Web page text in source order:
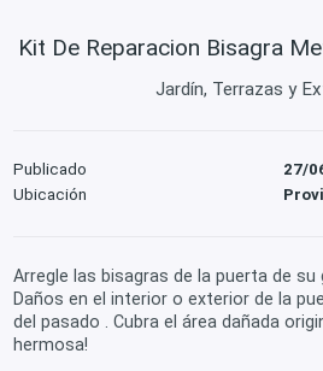
Kit De Reparacion Bisagra
Jardín, Terrazas y
Publicado
27/
Ubicación
Arregle las bisagras de la puerta de
Daños en el interior o exterior de la
del pasado . Cubra el área dañada
hermosa!